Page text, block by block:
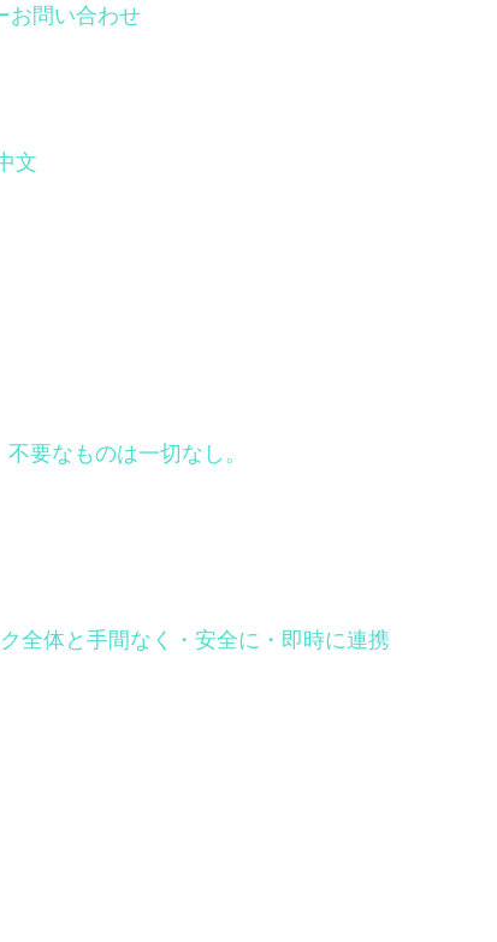
お問い合わせ
文
要なものは一切なし。
全体と手間なく・安全に・即時に連携